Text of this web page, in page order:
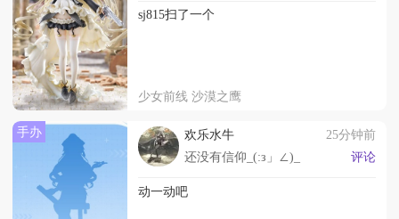
sj815扫了一个
少女前线 沙漠之鹰
手办 欢乐水牛
25分钟前
还没有信仰_(:з」∠)_
评论
动一动吧